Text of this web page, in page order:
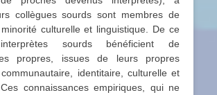
collègues sourds sont membres de
culturelle et linguistique. De ce
sourds bénéficient de
propres, issues de leurs propres
identitaire, culturelle et
connaissances empiriques, qui ne